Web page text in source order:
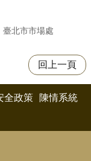
臺北市市場處
回上一頁
全政策
陳情系統